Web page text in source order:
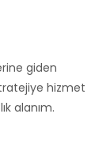
giden
hizmet
alanım.